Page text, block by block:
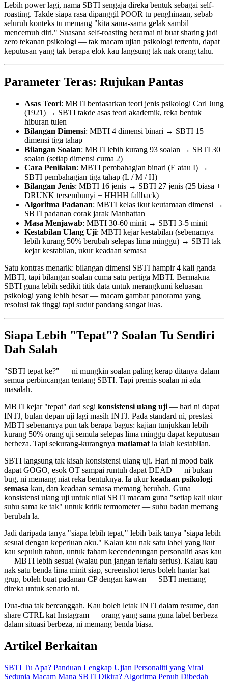
Lebih power lagi, nama SBTI sengaja direka bentuk sebagai self-
roasting. Takde siapa rasa dipanggil POOR tu penghinaan, sebab
seluruh konteks tu memang "kita sama-sama gelak sambil
mencemuh diri." Suasana self-roasting beramai ni buat sharing jadi
zero tekanan psikologi — tak macam ujian psikologi tertentu, dapat
keputusan yang tak berapa elok kau langsung tak nak orang tahu.
Parameter Teras: Rujukan Pantas
Asas Teori: MBTI berdasarkan teori jenis psikologi Carl Jung
(1921) → SBTI takde asas teori akademik, reka bentuk
hiburan tulen
Bilangan Dimensi: MBTI 4 dimensi binari → SBTI 15
dimensi tiga tahap
Bilangan Soalan: MBTI lebih kurang 93 soalan → SBTI 30
soalan (setiap dimensi cuma 2)
Cara Penilaian: MBTI pembahagian binari (E atau I) →
SBTI pembahagian tiga tahap (L / M / H)
Bilangan Jenis: MBTI 16 jenis → SBTI 27 jenis (25 biasa +
DRUNK tersembunyi + HHHH fallback)
Algoritma Padanan: MBTI kelas ikut keutamaan dimensi →
SBTI padanan corak jarak Manhattan
Masa Menjawab: MBTI 30-60 minit → SBTI 3-5 minit
Kestabilan Ulang Uji: MBTI kejar kestabilan (sebenarnya
lebih kurang 50% berubah selepas lima minggu) → SBTI tak
kejar kestabilan, ukur keadaan semasa
Satu kontras menarik: bilangan dimensi SBTI hampir 4 kali ganda
MBTI, tapi bilangan soalan cuma satu pertiga MBTI. Bermakna
SBTI guna lebih sedikit titik data untuk merangkumi keluasan
psikologi yang lebih besar — macam gambar panorama yang
resolusi tak tinggi tapi sudut pandang sangat luas.
Siapa Lebih "Tepat"? Soalan Tu Sendiri
Dah Salah
"SBTI tepat ke?" — ni mungkin soalan paling kerap ditanya dalam
semua perbincangan tentang SBTI. Tapi premis soalan ni ada
masalah.
MBTI kejar "tepat" dari segi konsistensi ulang uji — hari ni dapat
INTJ, bulan depan uji lagi masih INTJ. Pada standard ni, prestasi
MBTI sebenarnya pun tak berapa bagus: kajian tunjukkan lebih
kurang 50% orang uji semula selepas lima minggu dapat keputusan
berbeza. Tapi sekurang-kurangnya matlamat ia ialah kestabilan.
SBTI langsung tak kisah konsistensi ulang uji. Hari ni mood baik
dapat GOGO, esok OT sampai runtuh dapat DEAD — ni bukan
bug, ni memang niat reka bentuknya. Ia ukurkeadaan psikologi
semasa kau, dan keadaan semasa memang berubah. Guna
konsistensi ulang uji untuk nilai SBTI macam guna "setiap kali ukur
suhu sama ke tak" untuk kritik termometer — suhu badan memang
berubah la.
Jadi daripada tanya "siapa lebih tepat," lebih baik tanya "siapa lebih
sesuai dengan keperluan aku." Kalau kau nak satu label yang ikut
kau sepuluh tahun, untuk faham kecenderungan personaliti asas kau
— MBTI lebih sesuai (walau pun jangan terlalu serius). Kalau kau
nak satu benda lima minit siap, screenshot terus boleh hantar kat
grup, boleh buat padanan CP dengan kawan — SBTI memang
direka untuk senario ni.
Dua-dua tak bercanggah. Kau boleh letak INTJ dalam resume, dan
share CTRL kat Instagram — orang yang sama guna label berbeza
dalam situasi berbeza, ni memang benda biasa.
Artikel Berkaitan
SBTI Tu Apa? Panduan Lengkap Ujian Personaliti yang Viral
Sedunia Macam Mana SBTI Dikira? Algoritma Penuh Dibedah